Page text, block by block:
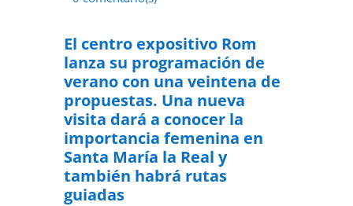
El centro expositivo Rom
lanza su programación de
verano con una veintena de
propuestas. Una nueva
visita dará a conocer la
importancia femenina en
Santa María la Real y
también habrá rutas
guiadas